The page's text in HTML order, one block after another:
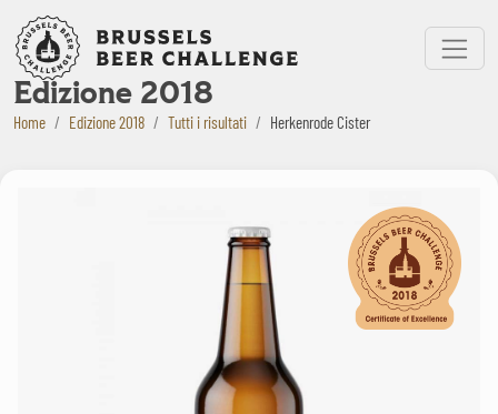
Bruxelles Beer Challenge
Menu
Edizione 2018
Home Edizione 2018 Tutti i risultati Herkenrode Cister